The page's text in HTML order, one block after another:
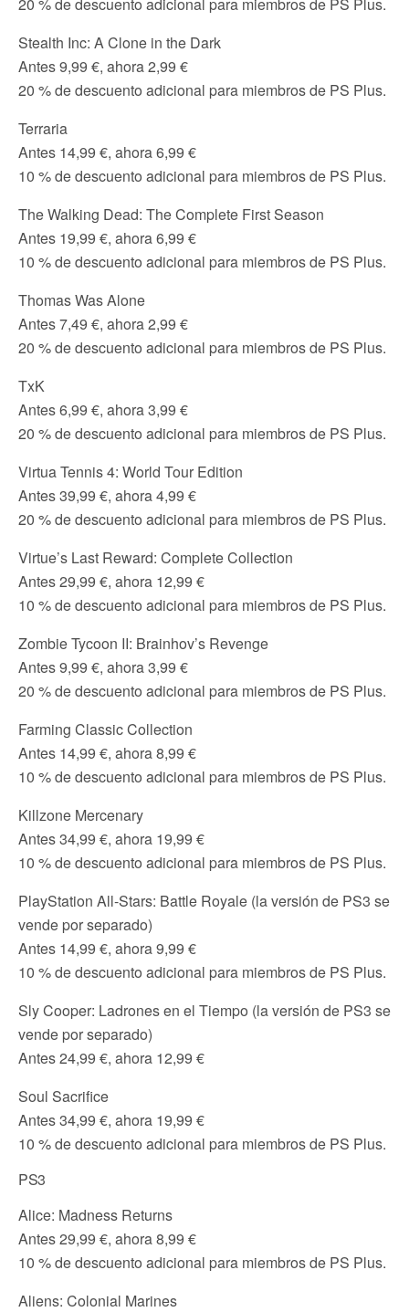
Stealth Inc: A Clone in the Dark
Antes 9,99 €, ahora 2,99 €
20 % de descuento adicional para miembros de PS Plus.
Terraria
Antes 14,99 €, ahora 6,99 €
10 % de descuento adicional para miembros de PS Plus.
The Walking Dead: The Complete First Season
Antes 19,99 €, ahora 6,99 €
10 % de descuento adicional para miembros de PS Plus.
Thomas Was Alone
Antes 7,49 €, ahora 2,99 €
20 % de descuento adicional para miembros de PS Plus.
TxK
Antes 6,99 €, ahora 3,99 €
20 % de descuento adicional para miembros de PS Plus.
Virtua Tennis 4: World Tour Edition
Antes 39,99 €, ahora 4,99 €
20 % de descuento adicional para miembros de PS Plus.
Virtue’s Last Reward: Complete Collection
Antes 29,99 €, ahora 12,99 €
10 % de descuento adicional para miembros de PS Plus.
Zombie Tycoon II: Brainhov’s Revenge
Antes 9,99 €, ahora 3,99 €
20 % de descuento adicional para miembros de PS Plus.
Farming Classic Collection
Antes 14,99 €, ahora 8,99 €
10 % de descuento adicional para miembros de PS Plus.
Killzone Mercenary
Antes 34,99 €, ahora 19,99 €
10 % de descuento adicional para miembros de PS Plus.
PlayStation All-Stars: Battle Royale (la versión de PS3 se
vende por separado)
Antes 14,99 €, ahora 9,99 €
10 % de descuento adicional para miembros de PS Plus.
Sly Cooper: Ladrones en el Tiempo (la versión de PS3 se
vende por separado)
Antes 24,99 €, ahora 12,99 €
Soul Sacrifice
Antes 34,99 €, ahora 19,99 €
10 % de descuento adicional para miembros de PS Plus.
PS3
Alice: Madness Returns
Antes 29,99 €, ahora 8,99 €
10 % de descuento adicional para miembros de PS Plus.
Aliens: Colonial Marines